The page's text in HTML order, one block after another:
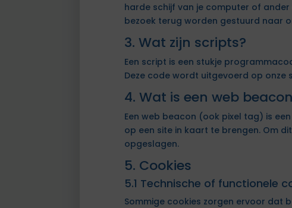
harde schijf van je computer of
bezoek terug worden gestuurd naar
3. Wat zijn scripts?
Een script is een stukje
Deze code wordt uitgevoerd op onze
4. Wat is een web
Een web beacon (ook pixel tag) is
op een site in kaart te brengen. Om
opgeslagen.
5. Cookies
5.1 Technische of functionele
Sommige cookies zorgen ervoor dat